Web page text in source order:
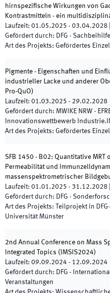
hirnspezifische Wirkungen von
Kontrastmitteln - ein
Laufzeit: 01.05.2025 - 03.04.2028
Gefördert durch: DFG -
Art des Projekts: Gefördertes
Pigmente - Eigenschaften und
industrieller Lacke und anderer
Pro-QuO)
Laufzeit: 01.03.2025 - 29.02.2028
Gefördert durch: MWIKE NRW -
Innovationswettbewerb
Art des Projekts: Gefördertes
SFB 1450 - B02: Quantitative
Permeabilität und
massenspektrometrischer
Laufzeit: 01.01.2025 - 31.12.2028
Gefördert durch: DFG -
Art des Projekts:
Teilprojekt in
Universität Münster
2nd Annual Conference on Mass
Integrated Topics ( IMSIS2024)
Laufzeit: 09.09.2024 - 12.09.2024
Gefördert durch: DFG -
Veranstaltungen